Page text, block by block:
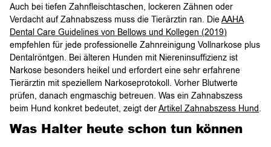
Auch bei tiefen Zahnfleischtaschen, lockeren Zähnen oder
Verdacht auf Zahnabszess muss die Tierärztin ran. DieAAHA
Dental Care Guidelines von Bellows und Kollegen (2019)
empfehlen für jede professionelle Zahnreinigung Vollnarkose plus
Dentalröntgen. Bei älteren Hunden mit Niereninsuffizienz ist
Narkose besonders heikel und erfordert eine sehr erfahrene
Tierärztin mit speziellem Narkoseprotokoll. Vorher Blutwerte
prüfen, danach engmaschig betreuen. Was ein Zahnabszess
beim Hund konkret bedeutet, zeigt derArtikel Zahnabszess Hund.
Was Halter heute schon tun können